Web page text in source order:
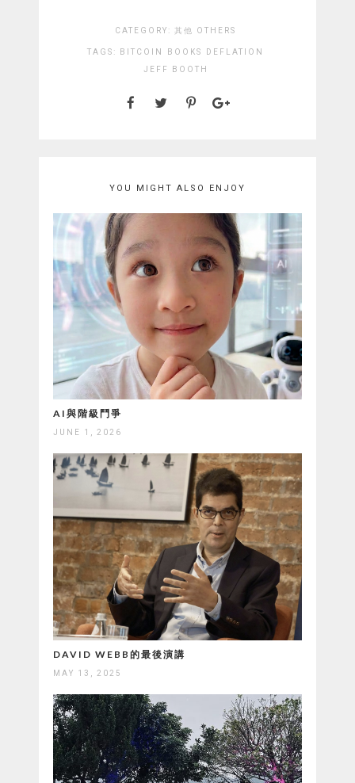
CATEGORY: 其他 OTHERS
TAGS: BITCOIN BOOKS
DEFLATION
JEFF BOOTH
YOU MIGHT ALSO ENJOY
AI與階級鬥爭
JUNE 1, 2026
DAVID WEBB的最後演講
MAY 13, 2025